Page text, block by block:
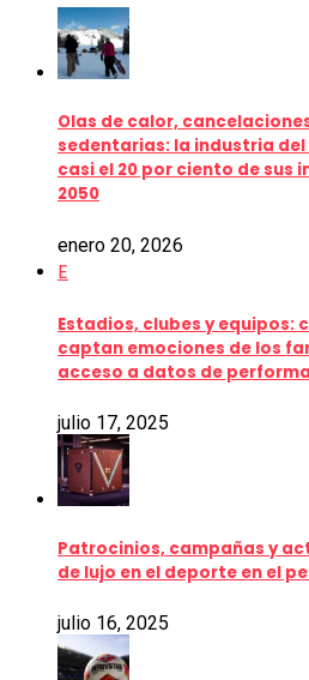
Olas de calor,
sedentarias: la industria
casi el 20 por ciento de sus
2050
enero 20, 2026
E
Estadios, clubes y equipos:
captan emociones de los
acceso a datos de
julio 17, 2025
Patrocinios, campañas y
de lujo en el deporte en el
julio 16, 2025